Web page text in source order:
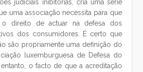
judiciais inibitórias, cria uma série
uma associação necessita para que
o direito de actuar na defesa dos
dos consumidores. É certo que
são propriamente uma definição do
luxemburguesa de Defesa do
o facto de que a acreditação